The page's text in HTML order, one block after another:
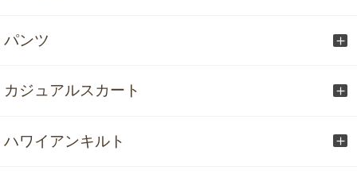
パンツ
カジュアルスカート
ハワイアンキルト